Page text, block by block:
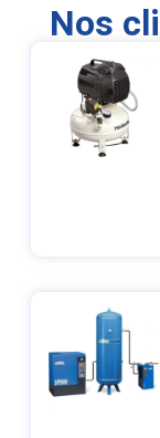
Nos